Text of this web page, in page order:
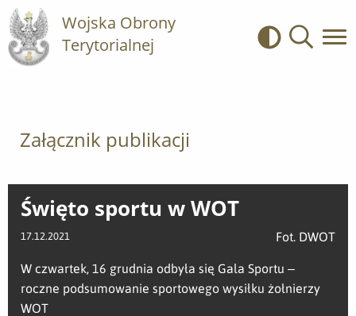
Wojska Obrony
Terytorialnej
Kontrast
Załącznik publikacji
Święto sportu w WOT
17.12.2021 Fot. DWOT
W czwartek, 16 grudnia odbyła się Gala Sportu –
roczne podsumowanie sportowego wysiłku żołnierzy
WOT